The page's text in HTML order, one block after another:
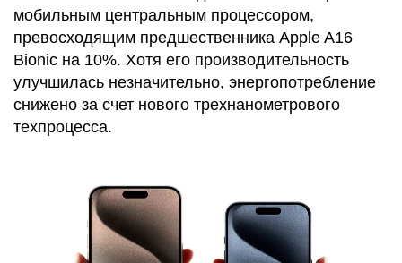
мобильным центральным процессором,
превосходящим предшественника Apple A16
Bionic на 10%. Хотя его производительность
улучшилась незначительно, энергопотребление
снижено за счет нового трехнанометрового
техпроцесса.